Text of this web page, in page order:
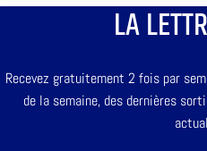
LA
Recevez gratuitement 2 fois par
de la semaine, des dernières